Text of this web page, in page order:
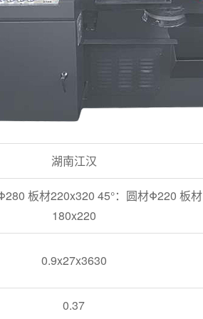
湖南江汉
板材220x320 45°：圆材Φ220 板材
180x220
0.9x27x3630
0.37